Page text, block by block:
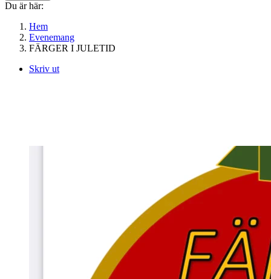
Du är här:
Hem
Evenemang
FÄRGER I JULETID
Skriv ut